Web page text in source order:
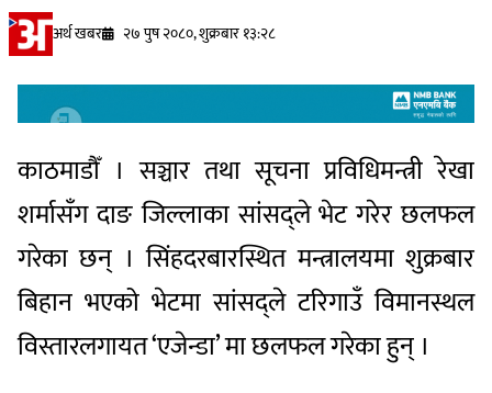
अर्थ खबर २७ पुष २०८०, शुक्रबार १३:२८
काठमाडौँ । सञ्चार तथा सूचना प्रविधिमन्त्री रेखा
शर्मासँग दाङ जिल्लाका सांसद्ले भेट गरेर छलफल
गरेका छन् । सिंहदरबारस्थित मन्त्रालयमा शुक्रबार
बिहान भएको भेटमा सांसद्ले टरिगाउँ विमानस्थल
विस्तारलगायत ‘एजेन्डा’ मा छलफल गरेका हुन् ।